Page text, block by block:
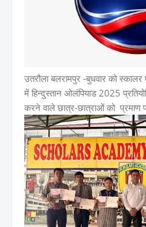
उतरौला बलरामपुर -बुधवार को
में हिन्दुस्तान ओलंपियाड 2025
करने वाले छात्र-छात्राओं को प्रमाण